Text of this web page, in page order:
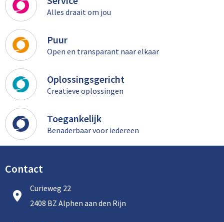
Alles draait om jou
Puur
Open en transparant naar elkaar
Oplossingsgericht
Creatieve oplossingen
Toegankelijk
Benaderbaar voor iedereen
Contact
Curieweg 22
2408 BZ Alphen aan den Rijn